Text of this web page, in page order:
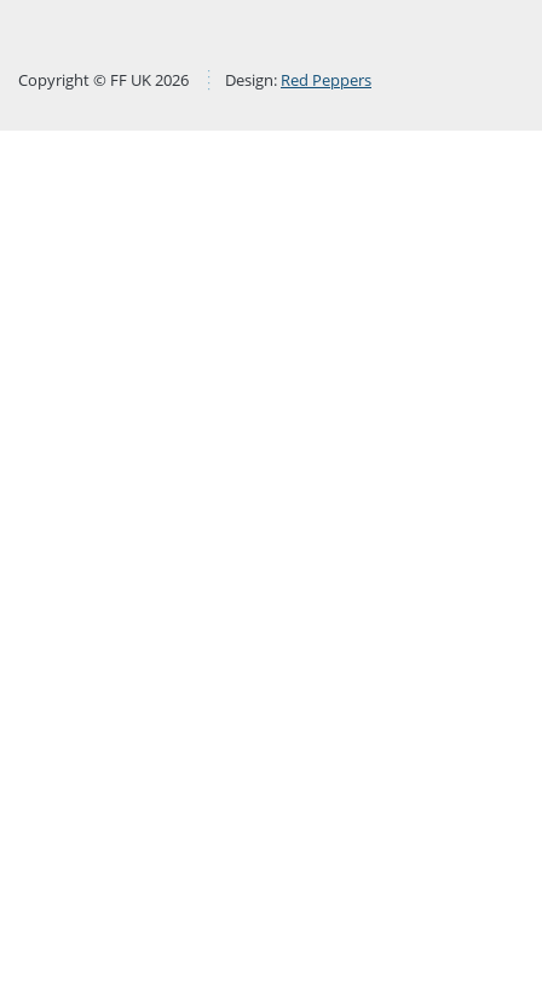
Copyright © FF UK 2026 Design: Red Peppers